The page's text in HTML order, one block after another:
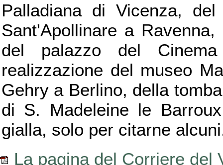
Palladiana di Vicenza,
Sant'Apollinare a
del palazzo del
realizzazione del museo
Gehry a Berlino, della
di S. Madeleine le
gialla, solo per citarne
La pagina del Corriere del